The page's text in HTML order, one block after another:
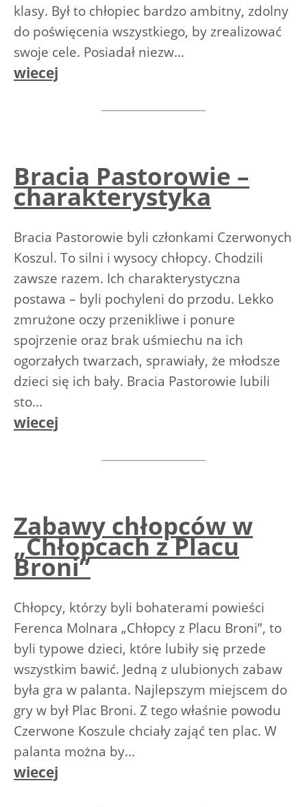
klasy. Był to chłopiec bardzo ambitny, zdolny
do poświęcenia wszystkiego, by zrealizować
swoje cele. Posiadał niezw...
wiecej
Bracia Pastorowie –
charakterystyka
Bracia Pastorowie byli członkami Czerwonych
Koszul. To silni i wysocy chłopcy. Chodzili
zawsze razem. Ich charakterystyczna
postawa – byli pochyleni do przodu. Lekko
zmrużone oczy przenikliwe i ponure
spojrzenie oraz brak uśmiechu na ich
ogorzałych twarzach, sprawiały, że młodsze
dzieci się ich bały. Bracia Pastorowie lubili
sto...
wiecej
Zabawy chłopców w
„Chłopcach z Placu
Broni”
Chłopcy, którzy byli bohaterami powieści
Ferenca Molnara „Chłopcy z Placu Broni”, to
byli typowe dzieci, które lubiły się przede
wszystkim bawić. Jedną z ulubionych zabaw
była gra w palanta. Najlepszym miejscem do
gry w był Plac Broni. Z tego właśnie powodu
Czerwone Koszule chciały zająć ten plac. W
palanta można by...
wiecej